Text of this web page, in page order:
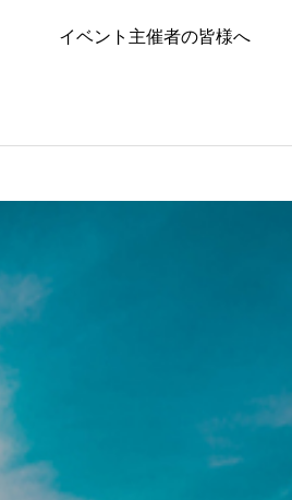
イベント主催者の皆様へ